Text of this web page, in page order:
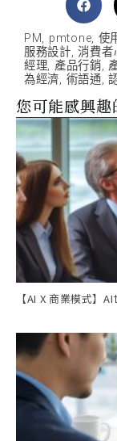
PM, pmtone, 使
服務設計,消費者
經理, 產品行銷,
為經濟, 術語通,
您可能感興趣
【AI X 商業模式】